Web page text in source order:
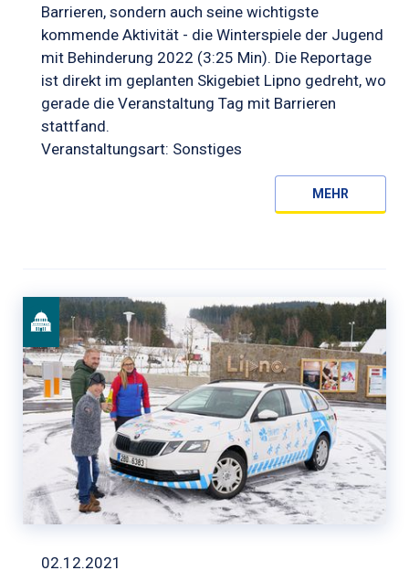
Barrieren, sondern auch seine wichtigste
kommende Aktivität - die Winterspiele der Jugend
mit Behinderung 2022 (3:25 Min). Die Reportage
ist direkt im geplanten Skigebiet Lipno gedreht, wo
gerade die Veranstaltung Tag mit Barrieren
stattfand.
Veranstaltungsart: Sonstiges
MEHR
02.12.2021